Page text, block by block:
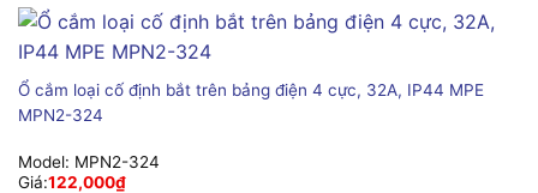
Ổ cắm loại cố định bắt trên bảng điện 4 cực, 32A, IP44 MPE
MPN2-324
Model: MPN2-324
Giá:122,000₫